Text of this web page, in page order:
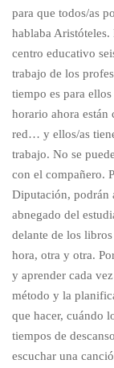
para que todos/as
hablaba
centro educativo
trabajo de los
tiempo es para
horario ahora están
red… y ellos/as
trabajo. No se
con el compañero.
Diputación, podrán
abnegado del
delante de los
hora, otra y otra.
y aprender cada
método y la
que hacer, cuándo
tiempos de
escuchar una